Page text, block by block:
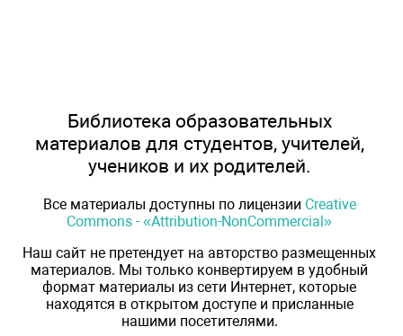
Библиотека образовательных
материалов для студентов, учителей,
учеников и их родителей.
Все материалы доступны по лицензии Creative
Commons - «Attribution-NonCommercial»
Наш сайт не претендует на авторство размещенных
материалов. Мы только конвертируем в удобный
формат материалы из сети Интернет, которые
находятся в открытом доступе и присланные
нашими посетителями.